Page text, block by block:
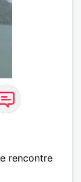
rencontre